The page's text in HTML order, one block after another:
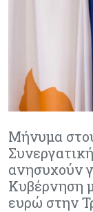
Μήνυμα
ανησυχούν
Κυβέρνηση
ευρώ στην